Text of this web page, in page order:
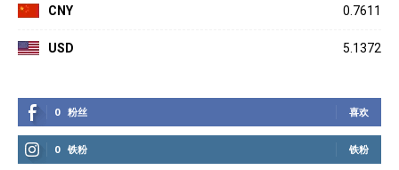
CNY 0.7611
USD 5.1372
0 粉丝 喜欢
0 铁粉 铁粉